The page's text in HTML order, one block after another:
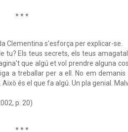
* * *
Clementina s'esforça per explicar-se.
Els teus secrets, els teus
que algú et vol prendre alguna
a treballar per a ell. No em
és el que fa algú. Un pla genial.
p. 20)
* * *